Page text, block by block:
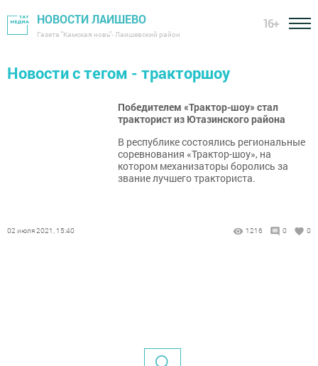
НОВОСТИ ЛАИШЕВО
Газета "Камская новь"- Лаишевский район
16+
Новости с тегом - тракторшоу
Победителем «Трактор-шоу» стал
тракторист из Ютазинского района
В республике состоялись региональные
соревнования «Трактор-шоу», на
котором механизаторы боролись за
звание лучшего тракториста.
02 июля 2021, 15:40 1216 0 0